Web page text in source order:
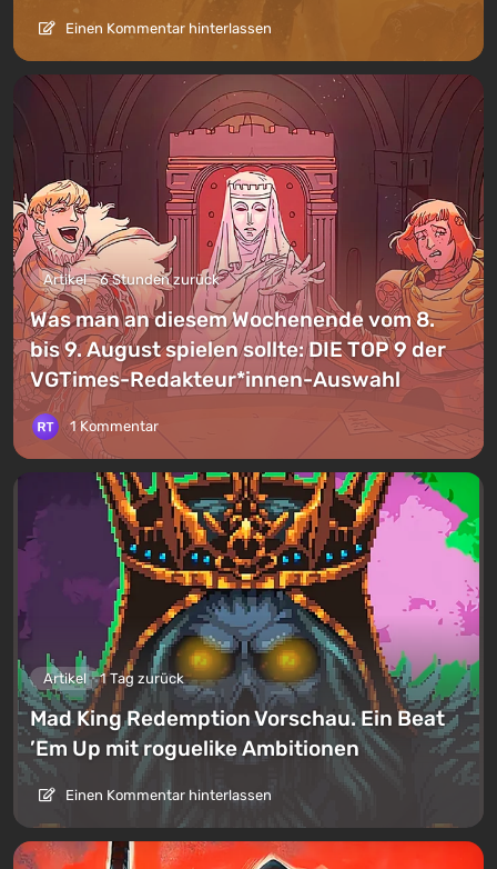
Einen Kommentar hinterlassen
Artikel 6 Stunden zurück
Was man an diesem Wochenende vom 8.
bis 9. August spielen sollte: DIE TOP 9 der
VGTimes-Redakteur*innen-Auswahl
1 Kommentar
Artikel 1 Tag zurück
Mad King Redemption Vorschau. Ein Beat
’Em Up mit roguelike Ambitionen
Einen Kommentar hinterlassen